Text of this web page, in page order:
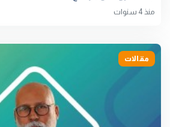
منذ 4 سنوات
مقالات